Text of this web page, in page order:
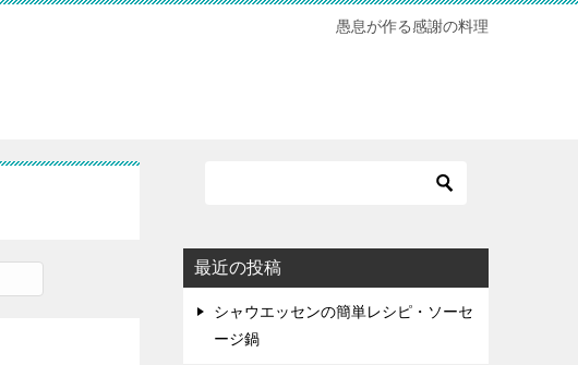
愚息が作る感謝の料理
最近の投稿
シャウエッセンの簡単レシピ・ソーセ
ージ鍋